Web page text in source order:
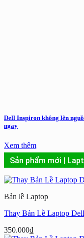
Dell Inspiron không lên
ngay
Xem thêm
Sản phẩm mới |
Bản lề Laptop
Thay Bản Lề Laptop
350.000₫